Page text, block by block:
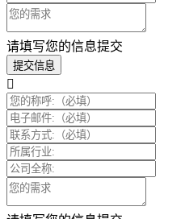
请填写您的信息提交
提交信息